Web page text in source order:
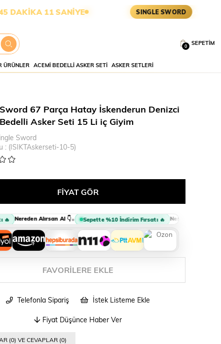
10 SANİYE SINGLE SWORD ASKERİ
SEPETIM
0
ÜRÜNLER ACEMI BEDELLI ASKER SETI ASKER SETLERI
67 Parça Hatay İskenderun Denizci
Asker Seti 15 Li iç Giyim
Sword
(ISIKTAskerseti-10-5)
Nereden Alırsan Al 👇• Sepette %10 İndirim Fırsatı 🔥 Nereden Alırsan Al 👇
FAVORILERE EKLE
Telefonla Sipariş İstek Listeme Ekle
Fiyat Düşünce Haber Ver
(0) VE CEVAPLAR (0)